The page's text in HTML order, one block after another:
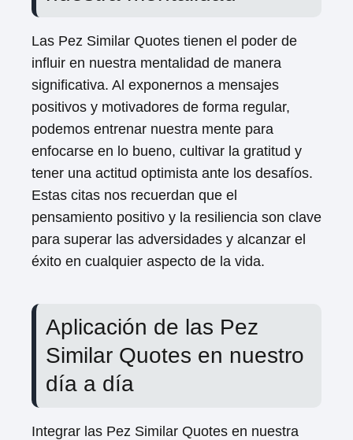
Las Pez Similar Quotes tienen el poder de
influir en nuestra mentalidad de manera
significativa. Al exponernos a mensajes
positivos y motivadores de forma regular,
podemos entrenar nuestra mente para
enfocarse en lo bueno, cultivar la gratitud y
tener una actitud optimista ante los desafíos.
Estas citas nos recuerdan que el
pensamiento positivo y la resiliencia son clave
para superar las adversidades y alcanzar el
éxito en cualquier aspecto de la vida.
Aplicación de las Pez
Similar Quotes en nuestro
día a día
Integrar las Pez Similar Quotes en nuestra